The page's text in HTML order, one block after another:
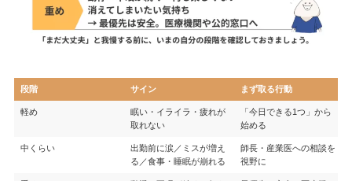
段階 サイン まず取る行動
軽め
眠い・イライラ・疲れが
取れない
「今日できる1つ」から
始める
中くらい
出勤前に涙／ミスが増え
る／食事・睡眠が崩れる
師長・産業医への相談を
視野に